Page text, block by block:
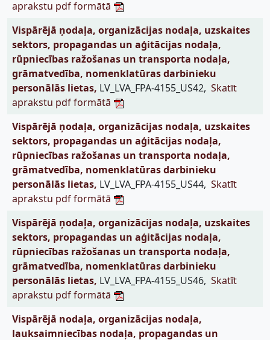
aprakstu pdf formātā
Vispārējā ņodaļa, organizācijas nodaļa, uzskaites
sektors, propagandas un aģitācijas nodaļa,
rūpniecības ražošanas un transporta nodaļa,
grāmatvedība, nomenklatūras darbinieku
personālās lietas, LV_LVA_FPA-4155_US42, Skatīt
aprakstu pdf formātā
Vispārējā ņodaļa, organizācijas nodaļa, uzskaites
sektors, propagandas un aģitācijas nodaļa,
rūpniecības ražošanas un transporta nodaļa,
grāmatvedība, nomenklatūras darbinieku
personālās lietas, LV_LVA_FPA-4155_US44, Skatīt
aprakstu pdf formātā
Vispārējā ņodaļa, organizācijas nodaļa, uzskaites
sektors, propagandas un aģitācijas nodaļa,
rūpniecības ražošanas un transporta nodaļa,
grāmatvedība, nomenklatūras darbinieku
personālās lietas, LV_LVA_FPA-4155_US46, Skatīt
aprakstu pdf formātā
Vispārējā nodaļa, organizācijas nodaļa,
lauksaimniecības nodaļa, propagandas un